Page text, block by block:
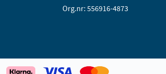
Org.nr: 556916-4873